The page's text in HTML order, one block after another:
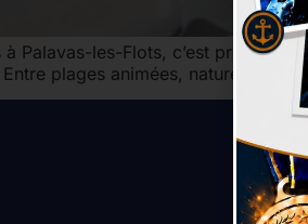
à Palavas-les-Flots, c’est profiter
plages animées, nature…